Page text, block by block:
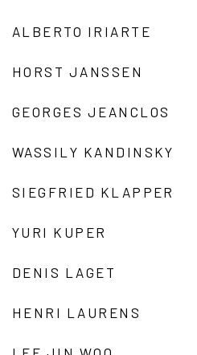
ALBERTO IRIARTE
HORST JANSSEN
GEORGES JEANCLOS
WASSILY KANDINSKY
SIEGFRIED KLAPPER
YURI KUPER
DENIS LAGET
HENRI LAURENS